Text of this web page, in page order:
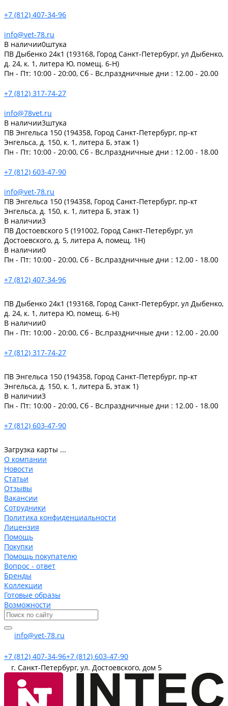
+7 (812) 407-34-96
info@vet-78.ru
В наличии0штука
ПВ Дыбенко 24к1 (193168, Город Санкт-Петербург, ул Дыбенко,
д. 24, к. 1, литера Ю, помещ. 6-Н)
Пн - Пт: 10:00 - 20:00, Сб - Вс,праздничные дни : 12.00 - 20.00
+7 (812) 317-74-27
info@78vet.ru
В наличии3штука
ПВ Энгельса 150 (194358, Город Санкт-Петербург, пр-кт
Энгельса, д. 150, к. 1, литера Б, этаж 1)
Пн - Пт: 10:00 - 20:00, Сб - Вс,праздничные дни : 12.00 - 18.00
+7 (812) 603-47-90
info@vet-78.ru
ПВ Энгельса 150 (194358, Город Санкт-Петербург, пр-кт
Энгельса, д. 150, к. 1, литера Б, этаж 1)
В наличии3
ПВ Достоевского 5 (191002, Город Санкт-Петербург, ул
Достоевского, д. 5, литера А, помещ. 1Н)
В наличии0
Пн - Пт: 10:00 - 20:00, Сб - Вс,праздничные дни : 12.00 - 18.00
+7 (812) 407-34-96
ПВ Дыбенко 24к1 (193168, Город Санкт-Петербург, ул Дыбенко,
д. 24, к. 1, литера Ю, помещ. 6-Н)
В наличии0
Пн - Пт: 10:00 - 20:00, Сб - Вс,праздничные дни : 12.00 - 20.00
+7 (812) 317-74-27
ПВ Энгельса 150 (194358, Город Санкт-Петербург, пр-кт
Энгельса, д. 150, к. 1, литера Б, этаж 1)
В наличии3
Пн - Пт: 10:00 - 20:00, Сб - Вс,праздничные дни : 12.00 - 18.00
+7 (812) 603-47-90
Загрузка карты ...
О компании
Новости
Статьи
Отзывы
Вакансии
Сотрудники
Политика конфиденциальности
Лицензия
Помощь
Покупки
Помощь покупателю
Вопрос - ответ
Бренды
Коллекции
Готовые образы
Возможности
info@vet-78.ru
+7 (812) 407-34-96+7 (812) 603-47-90
г. Санкт-Петербург, ул. Достоевского, дом 5